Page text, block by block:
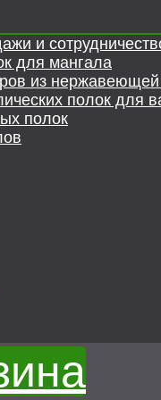
и
для мангала
из нержавеющей
полок для
полок